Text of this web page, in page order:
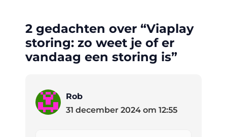
2 gedachten over “Viaplay
storing: zo weet je of er
vandaag een storing is”
Rob
31 december 2024 om 12:55